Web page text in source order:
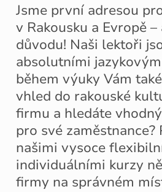
Jsme první adresou
v Rakousku a Evropě
důvodu! Naši lektoři
absolutními
během výuky Vám
vhled do rakouské
firmu a hledáte
pro své zaměstnance?
našimi vysoce
individuálními kurzy
firmy na správném